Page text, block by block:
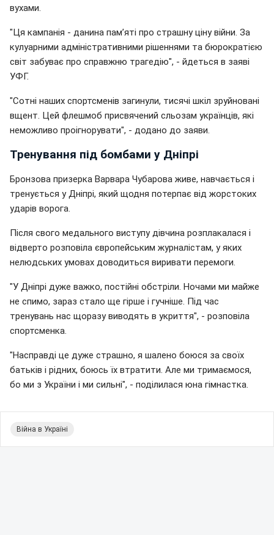
вухами.
"Ця кампанія - данина пам’яті про страшну ціну війни. За
кулуарними адміністративними рішеннями та бюрократією
світ забуває про справжню трагедію", - йдеться в заяві
УФГ.
"Сотні наших спортсменів загинули, тисячі шкіл зруйновані
вщент. Цей флешмоб присвячений сльозам українців, які
неможливо проігнорувати", - додано до заяви.
Тренування під бомбами у Дніпрі
Бронзова призерка Варвара Чубарова живе, навчається і
тренується у Дніпрі, який щодня потерпає від жорстоких
ударів ворога.
Після свого медального виступу дівчина розплакалася і
відверто розповіла європейським журналістам, у яких
нелюдських умовах доводиться виривати перемоги.
"У Дніпрі дуже важко, постійні обстріли. Ночами ми майже
не спимо, зараз стало ще гірше і гучніше. Під час
тренувань нас щоразу виводять в укриття", - розповіла
спортсменка.
"Насправді це дуже страшно, я шалено боюся за своїх
батьків і рідних, боюсь їх втратити. Але ми тримаємося,
бо ми з України і ми сильні", - поділилася юна гімнастка.
Війна в Україні